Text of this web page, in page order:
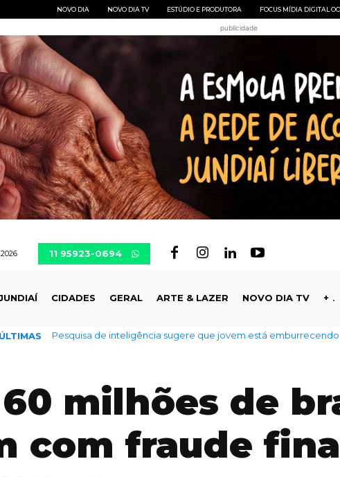
NOVO DIA NOVO DIA TV ESTÚDIO E PRODUTORA FOCUS MÍDIA DIGITAL
publicidade
11 95923-0694
CIDADES GERAL ARTE & LAZER NOVO DIA TV +
ÚLTIMAS Pesquisa de inteligência sugere que jovem está emburrecendo
Previsão do tempo para hoje em SP: chuva e ventania
milhões de
com fraude